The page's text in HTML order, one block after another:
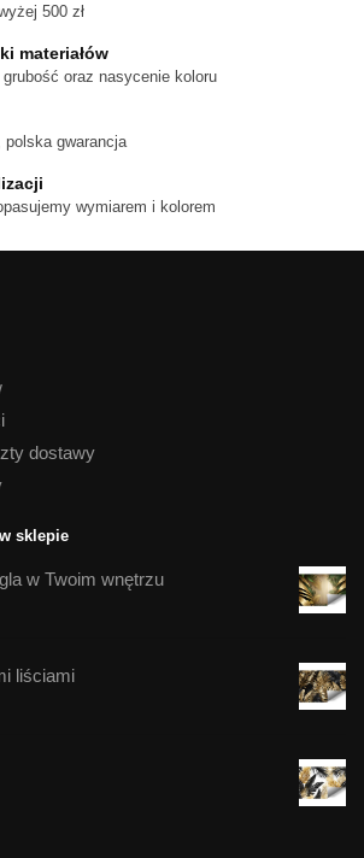
można
wybrać
na
produktu
500 zł
materiałów
oraz nasycenie koloru
polska gwarancja
wymiarem i kolorem
dostawy
sklepie
w Twoim wnętrzu
liściami